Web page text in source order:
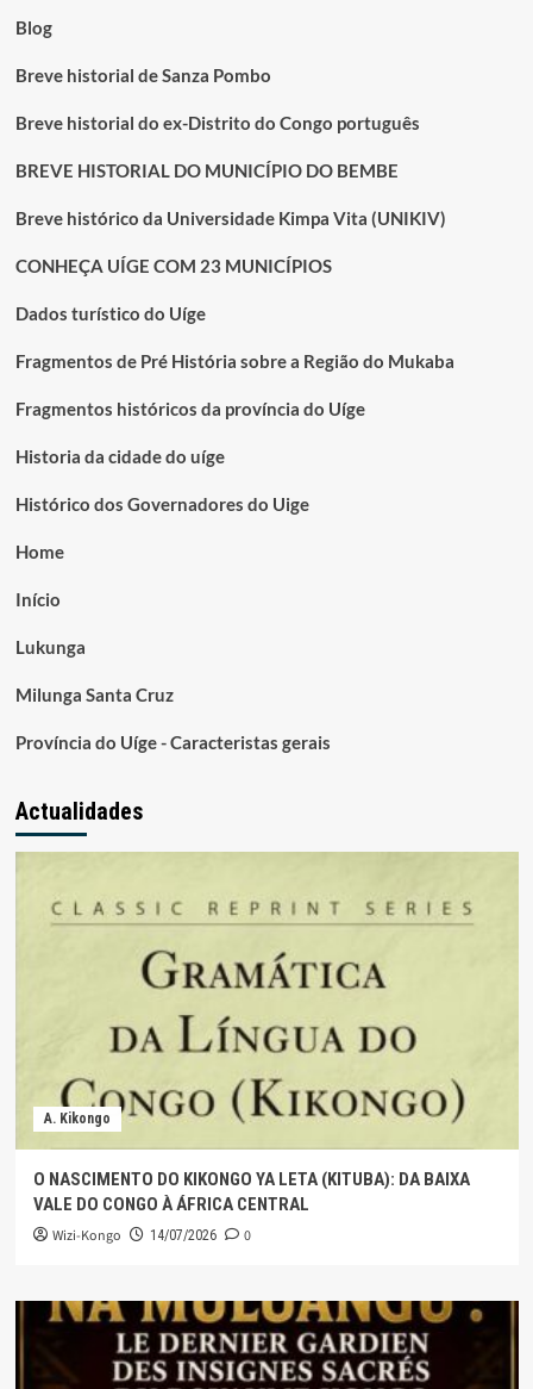
Blog
Breve historial de Sanza Pombo
Breve historial do ex-Distrito do Congo português
BREVE HISTORIAL DO MUNICÍPIO DO BEMBE
Breve histórico da Universidade Kimpa Vita (UNIKIV)
CONHEÇA UÍGE COM 23 MUNICÍPIOS
Dados turístico do Uíge
Fragmentos de Pré História sobre a Região do Mukaba
Fragmentos históricos da província do Uíge
Historia da cidade do uíge
Histórico dos Governadores do Uige
Home
Início
Lukunga
Milunga Santa Cruz
Província do Uíge - Caracteristas gerais
Actualidades
A. Kikongo
O NASCIMENTO DO KIKONGO YA LETA (KITUBA): DA BAIXA
VALE DO CONGO À ÁFRICA CENTRAL
Wizi-Kongo 14/07/2026 0